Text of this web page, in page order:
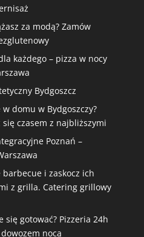
za modą? Zamów
każdego – pizza w nocy
Bydgoszcz
domu w Bydgoszczy?
czasem z najbliższymi
Poznań –
i zaskocz ich
z grilla. Catering grillowy
się gotować? Pizzeria 24h
nocą